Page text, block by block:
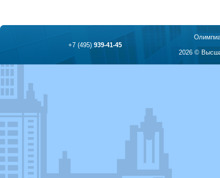
+7 (495)939-41-45
2026 ©